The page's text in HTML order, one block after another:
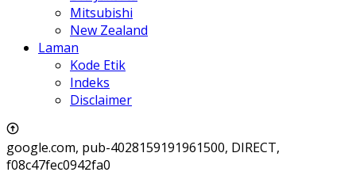
Mitsubishi
New Zealand
Laman
Kode Etik
Indeks
Disclaimer
google.com, pub-4028159191961500, DIRECT,
f08c47fec0942fa0